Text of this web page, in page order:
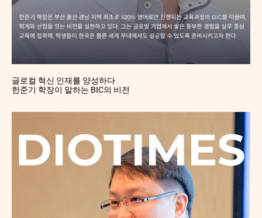
글로컬 혁신 인재를 양성하다
한준기 학장이 말하는 BIC의 비전